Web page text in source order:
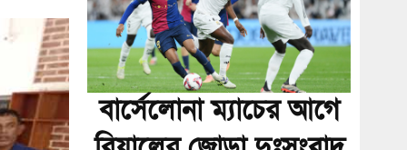
বার্সেলোনা ম্যাচের আগে